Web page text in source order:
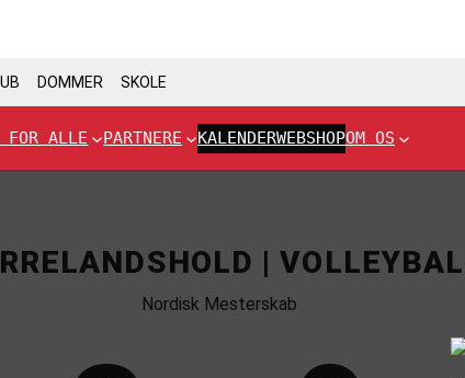
DOMMER SKOLE
FOR ALLE PARTNERE KALENDERWEBSHOPOM OS
|
Nordisk Mesterskab